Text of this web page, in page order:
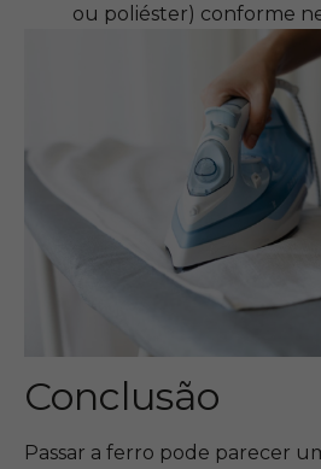
ou poliéster) conforme
Conclusão
Passar a ferro pode parecer